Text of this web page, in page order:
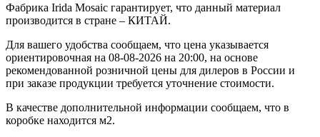
Фабрика Irida Mosaic гарантирует, что данный материал
производится в стране – КИТАЙ.
Для вашего удобства сообщаем, что цена указывается
ориентировочная на 08-08-2026 на 20:00, на основе
рекомендованной розничной цены для дилеров в России и
при заказе продукции требуется уточнение стоимости.
В качестве дополнительной информации сообщаем, что в
коробке находится м2.